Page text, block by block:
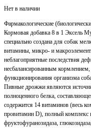
Нет в наличии
Фармакологические
Кормовая добавка 8 в 1 Эксель
специально создана для собак
витамины, микро- и
неблагоприятные последствия
несбалансированным
функционирования организма
Пивные дрожжи являются
полноценного белка,
содержится 14 витаминов (весь
провитамин D), полный
фруктофуранозидаза,